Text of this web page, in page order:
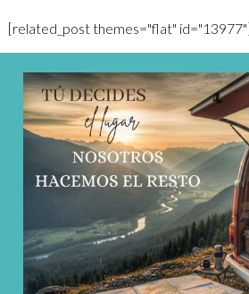
[related_post themes="flat"